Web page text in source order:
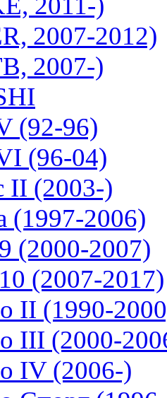
2007-2012)
2007-)
(92-96)
(96-04)
II (2003-)
(1997-2006)
(2000-2007)
(2007-2017)
II (1990-
III (2000-
IV (2006-)